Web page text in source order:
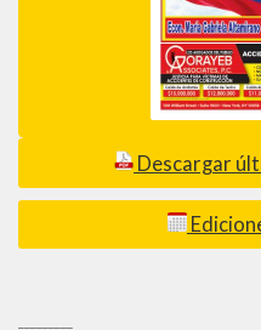
Descargar